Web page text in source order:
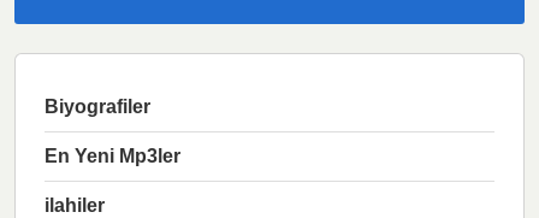
Biyografiler
En Yeni Mp3ler
ilahiler